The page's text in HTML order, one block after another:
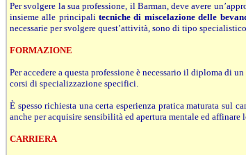
Per svolgere la sua professione, il Barman, deve avere
insieme alle principalitecniche di miscelazione delle
necessarie per svolgere quest’attività, sono di tipo
FORMAZIONE
Per accedere a questa professione è necessario il diploma di
corsi di specializzazione specifici.
È spesso richiesta una certa esperienza pratica maturata sul
anche per acquisire sensibilità ed apertura mentale ed
CARRIERA